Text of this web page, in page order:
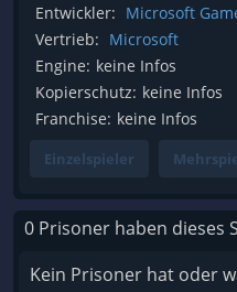
Entwickler: Microsoft
Vertrieb: Microsoft
Engine: keine Infos
Kopierschutz: keine Infos
Franchise: keine Infos
Einzelspieler
0 Prisoner haben dieses
Kein Prisoner hat oder